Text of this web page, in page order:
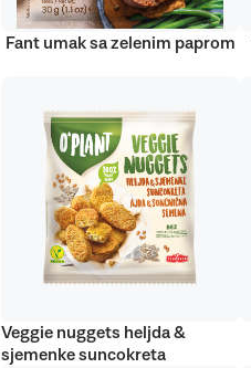
Fant umak sa zelenim paprom
Veggie nuggets heljda &
sjemenke suncokreta